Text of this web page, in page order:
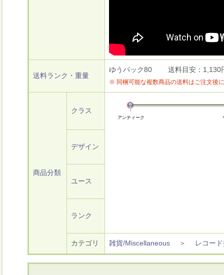
送料ランク・重量
ゆうパック80 送料目安：1,130
※ 同梱可能な複数商品の送料はご注文後
商品分類
クラス
アンティーク
デザイン
ユース
ランク
カテゴリ 雑貨/Miscellaneous ＞ レコー